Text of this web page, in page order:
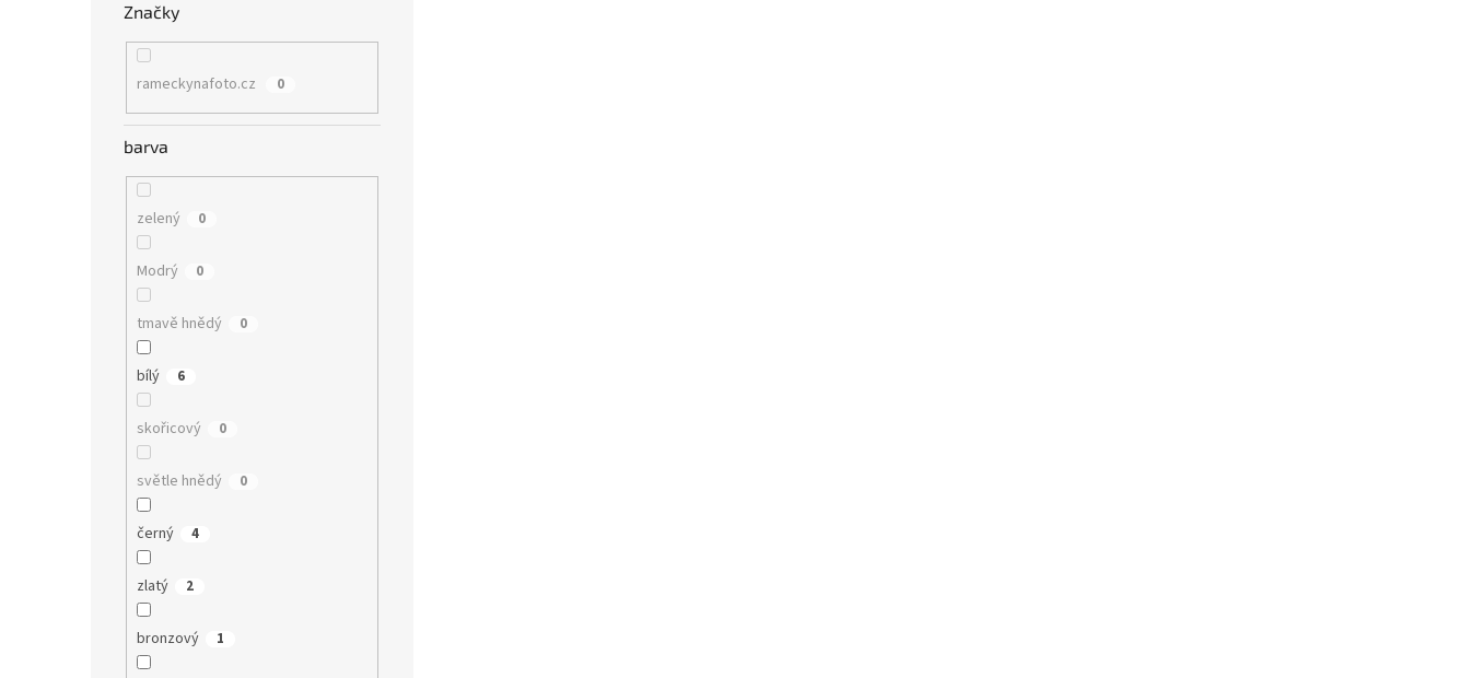
Značky
rameckynafoto.cz 0
barva
zelený 0
Modrý 0
tmavě hnědý 0
bílý 6
skořicový 0
světle hnědý 0
černý 4
zlatý 2
bronzový 1